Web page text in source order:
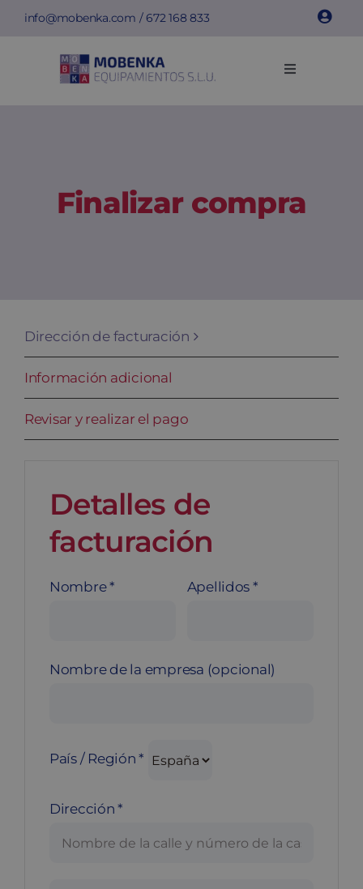
Saltar
contenido
info@mobenka.com /672 168 833
Toggle
Instalaciones
Blog
Contacto
Finalizar compra
Dirección de facturación
Información adicional
Revisar y realizar el pago
Detalles de
facturación
Nombre* Apellidos *
Nombre de la empresa (opcional)
País / Región*
Dirección*